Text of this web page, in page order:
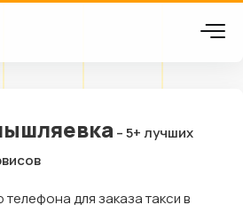
– 5+ лучших
для заказа такси в